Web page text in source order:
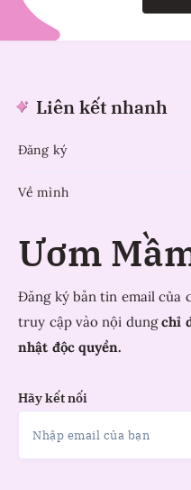
Liên kết nhanh
Đăng ký
Về mình
Ươm
Đăng ký bản tin email của
truy cập vào nội dungchỉ
nhật độc quyền.
Hãy kết nối